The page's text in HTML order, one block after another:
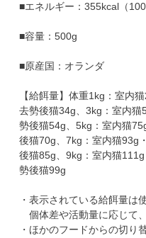
■エネルギー：355kcal（
■容量：500g
■原産国：オランダ
【給餌量】体重1kg：室内
去勢後猫34g、3kg：室内
勢後猫54g、5kg：室内猫
後猫70g、7kg：室内猫93g
後猫85g、9kg：室内猫
勢後猫99g
・表示されている給餌量は
個体差や活動量に応じて
・ほかのフードからの切り